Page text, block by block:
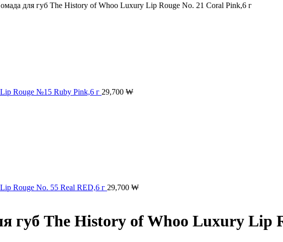
для губ The History of Whoo Luxury Lip Rouge No. 21 Coral Pink,6 г
Rouge №15 Ruby Pink,6 г 29,700 ₩
Rouge No. 55 Real RED,6 г 29,700 ₩
губ The History of Whoo Luxury Lip